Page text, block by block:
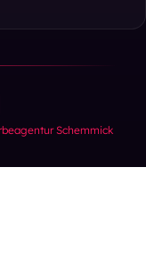
Schemmick